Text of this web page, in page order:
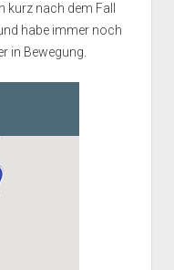
kurz nach dem Fall
habe immer noch
in Bewegung.